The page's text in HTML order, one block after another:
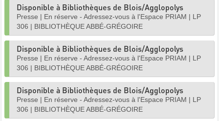
Disponible à Bibliothèques de Blois/Agglopolys
Presse | En réserve - Adressez-vous à l'Espace PRIAM | LP
306 | BIBLIOTHÈQUE ABBÉ-GRÉGOIRE
Disponible à Bibliothèques de Blois/Agglopolys
Presse | En réserve - Adressez-vous à l'Espace PRIAM | LP
306 | BIBLIOTHÈQUE ABBÉ-GRÉGOIRE
Disponible à Bibliothèques de Blois/Agglopolys
Presse | En réserve - Adressez-vous à l'Espace PRIAM | LP
306 | BIBLIOTHÈQUE ABBÉ-GRÉGOIRE